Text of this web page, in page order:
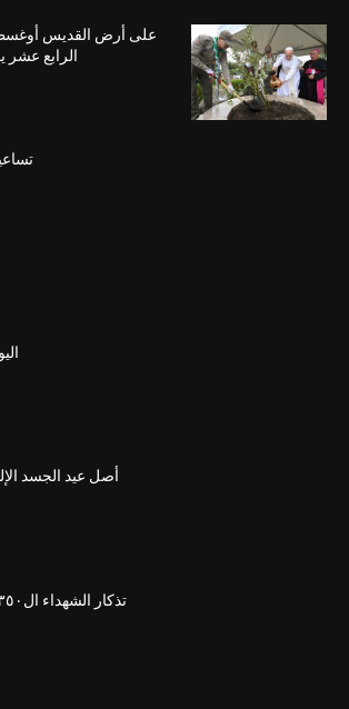
على أرض القديس
الرابع
أصل عيد الجسد
تذكار الشهداء ال٣٥٠ تلاميذ مار مارون